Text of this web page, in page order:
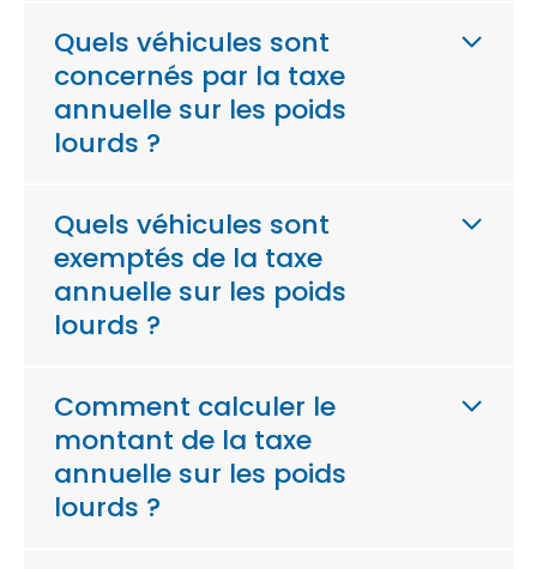
Quels véhicules sont
concernés par la taxe
annuelle sur les poids
lourds ?
Quels véhicules sont
exemptés de la taxe
annuelle sur les poids
lourds ?
Comment calculer le
montant de la taxe
annuelle sur les poids
lourds ?